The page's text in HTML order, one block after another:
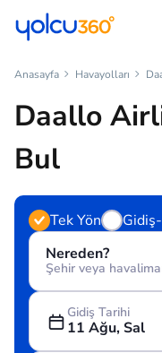
Anasayfa Havayolları
Daallo
Bul
Tek Yön
Nereden?
Şehir veya
Gidiş Tarihi
11 Ağu, Sal